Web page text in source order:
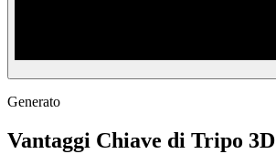
Generato
Vantaggi Chiave di Tripo